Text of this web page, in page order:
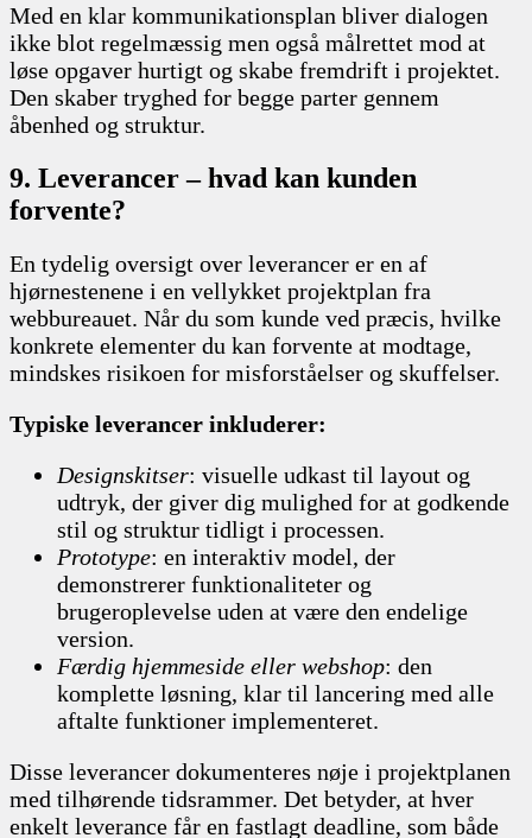
Med en klar kommunikationsplan bliver dialogen
ikke blot regelmæssig men også målrettet mod at
løse opgaver hurtigt og skabe fremdrift i projektet.
Den skaber tryghed for begge parter gennem
åbenhed og struktur.
9. Leverancer – hvad kan kunden
forvente?
En tydelig oversigt over leverancer er en af
hjørnestenene i en vellykket projektplan fra
webbureauet. Når du som kunde ved præcis, hvilke
konkrete elementer du kan forvente at modtage,
mindskes risikoen for misforståelser og skuffelser.
Typiske leverancer inkluderer:
Designskitser: visuelle udkast til layout og
udtryk, der giver dig mulighed for at godkende
stil og struktur tidligt i processen.
Prototype: en interaktiv model, der
demonstrerer funktionaliteter og
brugeroplevelse uden at være den endelige
version.
Færdig hjemmeside eller webshop: den
komplette løsning, klar til lancering med alle
aftalte funktioner implementeret.
Disse leverancer dokumenteres nøje i projektplanen
med tilhørende tidsrammer. Det betyder, at hver
enkelt leverance får en fastlagt deadline, som både